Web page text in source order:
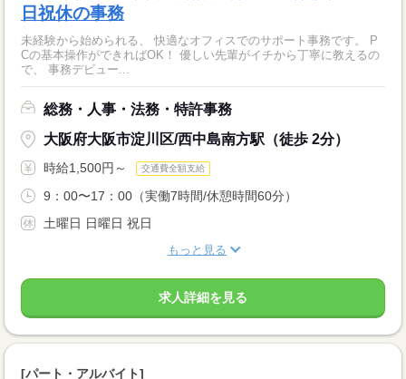
日祝休の事務
未経験から始められる、 快適なオフィスでのサポート事務です。 P
Cの基本操作ができればOK！ 優しい先輩がイチから丁寧に教えるの
で、 事務デビュー...
総務・人事・法務・特許事務
大阪府大阪市淀川区/西中島南方駅（徒歩 2分）
時給1,500円～ 交通費全額支給
9：00〜17：00（実働7時間/休憩時間60分）
土曜日 日曜日 祝日
もっと見る
求人詳細を見る
[パート・アルバイト]